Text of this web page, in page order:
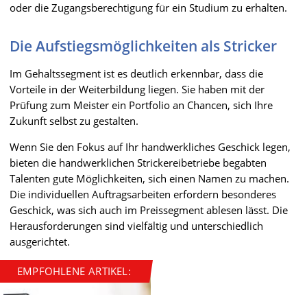
oder die Zugangsberechtigung für ein Studium zu erhalten.
Die Aufstiegsmöglichkeiten als Stricker
Im Gehaltssegment ist es deutlich erkennbar, dass die
Vorteile in der Weiterbildung liegen. Sie haben mit der
Prüfung zum Meister ein Portfolio an Chancen, sich Ihre
Zukunft selbst zu gestalten.
Wenn Sie den Fokus auf Ihr handwerkliches Geschick legen,
bieten die handwerklichen Strickereibetriebe begabten
Talenten gute Möglichkeiten, sich einen Namen zu machen.
Die individuellen Auftragsarbeiten erfordern besonderes
Geschick, was sich auch im Preissegment ablesen lässt. Die
Herausforderungen sind vielfältig und unterschiedlich
ausgerichtet.
EMPFOHLENE ARTIKEL: